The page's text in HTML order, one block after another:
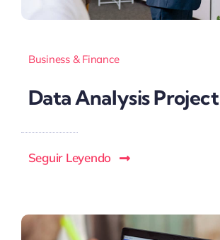
Business & Finance
Data Analysis Project
Seguir Leyendo